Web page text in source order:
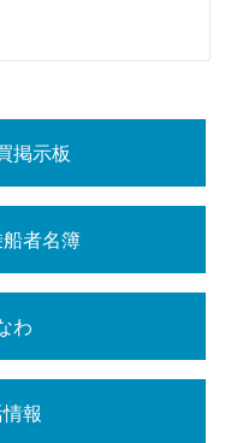
掲示板
船者名簿
わ
報